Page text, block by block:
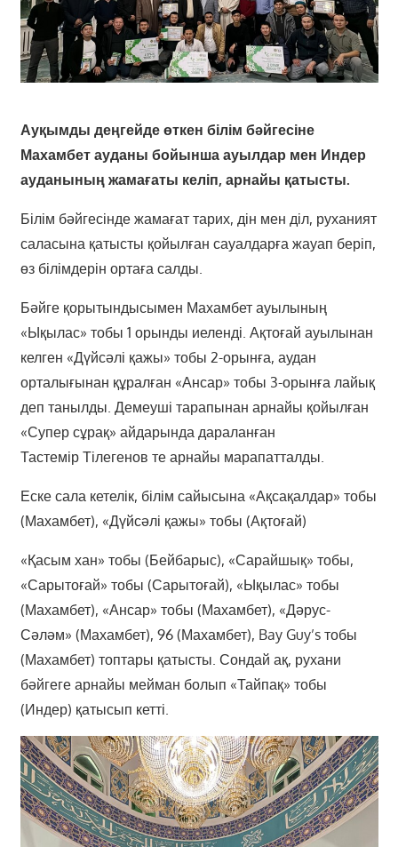
Ауқымды деңгейде өткен білім бәйгесіне
Махамбет ауданы бойынша ауылдар мен Индер
ауданының жамағаты келіп, арнайы қатысты.
Білім бәйгесінде жамағат тарих, дін мен діл, руханият
саласына қатысты қойылған сауалдарға жауап беріп,
өз білімдерін ортаға салды.
Бәйге қорытындысымен Махамбет ауылының
«Ықылас» тобы 1 орынды иеленді. Ақтоғай ауылынан
келген «Дүйсәлі қажы» тобы 2-орынға, аудан
орталығынан құралған «Ансар» тобы 3-орынға лайық
деп танылды. Демеуші тарапынан арнайы қойылған
«Супер сұрақ» айдарында дараланған
Тастемір Тілегенов те арнайы марапатталды.
Еске сала кетелік, білім сайысына «Ақсақалдар» тобы
(Махамбет), «Дүйсәлі қажы» тобы (Ақтоғай)
«Қасым хан» тобы (Бейбарыс), «Сарайшық» тобы,
«Сарытоғай» тобы (Сарытоғай), «Ықылас» тобы
(Махамбет), «Ансар» тобы (Махамбет), «Дәрус-
Сәләм» (Махамбет), 96 (Махамбет), Bay Guy’s тобы
(Махамбет) топтары қатысты. Сондай ақ, рухани
бәйгеге арнайы мейман болып «Тайпақ» тобы
(Индер) қатысып кетті.